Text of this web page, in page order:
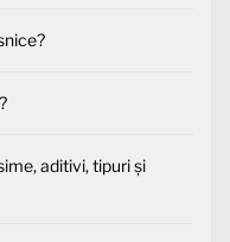
aditivi, tipuri și